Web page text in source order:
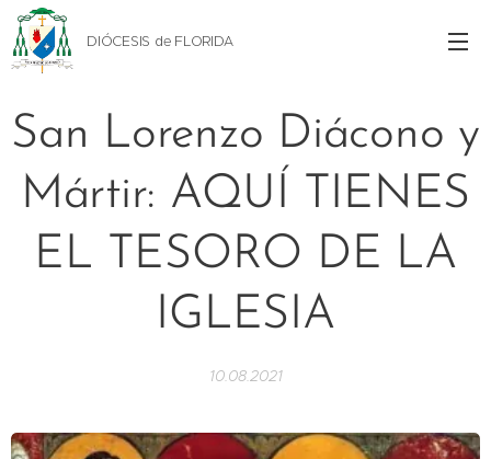
DIÓCESIS de FLORIDA
San Lorenzo Diácono y
Mártir: AQUÍ TIENES
EL TESORO DE LA
IGLESIA
10.08.2021